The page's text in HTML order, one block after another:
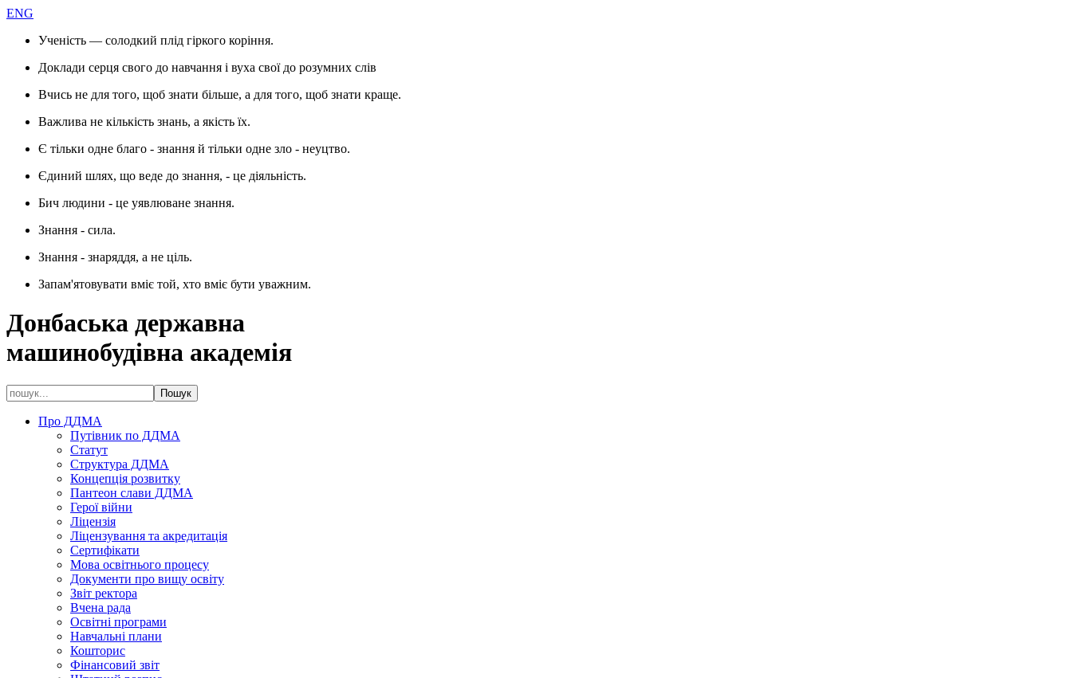
ENG
Ученість — солодкий плід гіркого коріння.
Доклади серця свого до навчання і вуха свої до розумних слів
Вчись не для того, щоб знати більше, а для того, щоб знати краще.
Важлива не кількість знань, а якість їх.
Є тільки одне благо - знання й тільки одне зло - неуцтво.
Єдиний шлях, що веде до знання, - це діяльність.
Бич людини - це уявлюване знання.
Знання - сила.
Знання - знаряддя, а не ціль.
Запам'ятовувати вміє той, хто вміє бути уважним.
Донбаська державна
машинобудівна академія
Про ДДМА
Путівник по ДДМА
Статут
Структура ДДМА
Концепція розвитку
Пантеон слави ДДМА
Герої війни
Ліцензія
Ліцензування та акредитація
Сертифікати
Мова освітнього процесу
Документи про вищу освіту
Звіт ректора
Вчена рада
Освітні програми
Навчальні плани
Кошторис
Фінансовий звіт